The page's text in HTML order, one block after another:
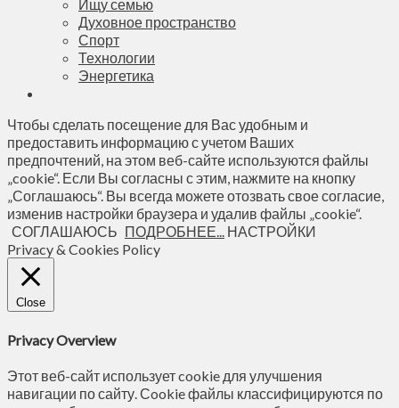
Ищу семью
Духовное пространство
Спорт
Технологии
Энергетика
Чтобы сделать посещение для Вас удобным и
предоставить информацию с учетом Ваших
предпочтений, на этом веб-сайте используются файлы
„cookie“. Если Вы согласны с этим, нажмите на кнопку
„Соглашаюсь“. Вы всегда можете отозвать свое согласие,
изменив настройки браузера и удалив файлы „cookie“.
СОГЛАШАЮСЬ ПОДРОБНЕЕ... НАСТРОЙКИ
Privacy & Cookies Policy
Close
Privacy Overview
Этот веб-сайт использует cookie для улучшения
навигации по сайту. Сookie файлы классифицируются по